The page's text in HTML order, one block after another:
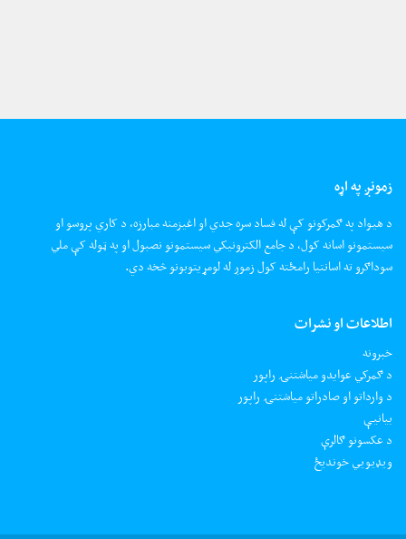
زمونږ په اړه
د هیواد په ګمرکونو کې له فساد سره جدي او اغیزمنه مبارزه، د کاري پروسو او
سیستمونو اسانه کول، د جامع الکترونیکي سیستمونو نصبول او په ټوله کې ملي
سوداګرو ته اسانتیا رامځته کول زموږ له لومړیتوبونو څخه دي.
اطلاعات او نشرات
خبرونه
د ګمرکي عوایدو میاشتنۍ راپور
د وارداتو او صادراتو میاشتنۍ راپور
بیانیې
د عکسونو ګالرې
ويډيويي خونديځ